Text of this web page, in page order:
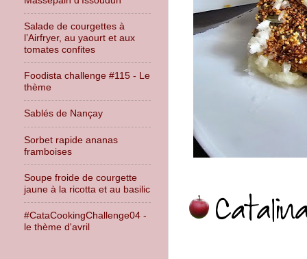
Salade de courgettes à
l’Airfryer, au yaourt et aux
tomates confites
Foodista challenge #115 - Le
thème
Sablés de Nançay
Sorbet rapide ananas
framboises
Soupe froide de courgette
jaune à la ricotta et au basilic
#CataCookingChallenge04 -
le thème d'avril